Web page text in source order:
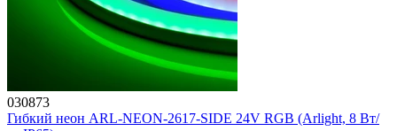
030873
Гибкий неон ARL-NEON-2617-SIDE 24V RGB (Arlight, 8 Вт/